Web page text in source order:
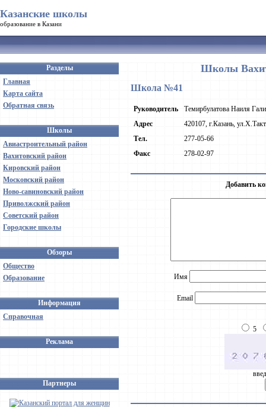
Казанские школы
образование в Казани
Разделы
Главная
Карта сайта
Обратная связь
Школы
Авиастроительный район
Вахитовский район
Кировский район
Московский район
Ново-савиновский район
Приволжский район
Советский район
Городские школы
Обзоры
Общество
Образование
Информация
Справочная
Реклама
Партнеры
Школы
Школа №41
Руководитель
Темирбулатова Наиля
Адрес
420107, г.Казань,
Тел.
277-05-66
Факс
278-02-97
Добавить
Имя
Email
5